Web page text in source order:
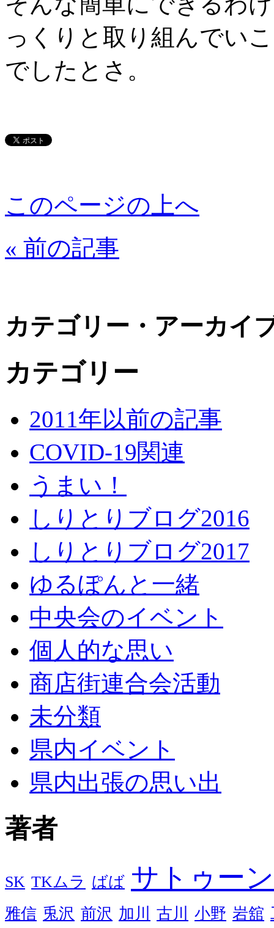
っくりと取り組んでい
でしたとさ。
このページの上へ
« 前の記事
カテゴリー・アーカイ
カテゴリー
2011年以前の記事
COVID-19関連
うまい！
しりとりブログ2016
しりとりブログ2017
ゆるぽんと一緒
中央会のイベント
個人的な思い
商店街連合会活動
未分類
県内イベント
県内出張の思い出
著者
SK TKムラ ばば サトゥーン
雅信 兎沢 前沢 加川 古川 小野 岩舘